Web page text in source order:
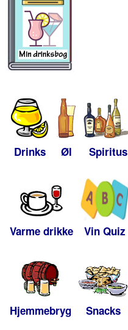
Drinks Øl Spiritus
Varme drikke Vin Quiz
Hjemmebryg Snacks